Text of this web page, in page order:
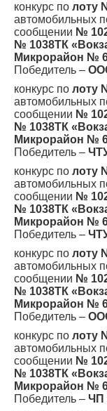
конкурс по лоту
автомобильных
сообщении №
№ 1038ТК
Микрорайон №
Победитель –
конкурс по лоту
автомобильных
сообщении №
№ 1038ТК
Микрорайон №
Победитель –
конкурс по лоту
автомобильных
сообщении №
№ 1038ТК
Микрорайон №
Победитель –
конкурс по лоту
автомобильных
сообщении №
№ 1038ТК
Микрорайон №
Победитель –
конкурс по лоту
автомобильных
сообщении №
№ 1038ТК
Микрорайон №
Победитель – ЧП